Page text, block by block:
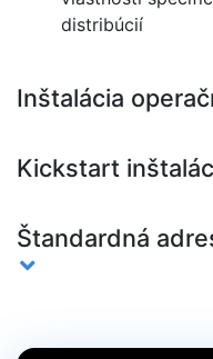
distribúcií
Inštalácia
Kickstart
Štandardná